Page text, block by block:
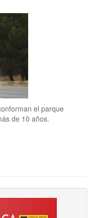
el parque
de 10 años.